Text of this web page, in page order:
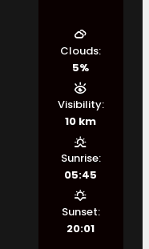
Clouds:
5%
Visibility:
10 km
Sunrise:
05:45
Sunset:
20:01